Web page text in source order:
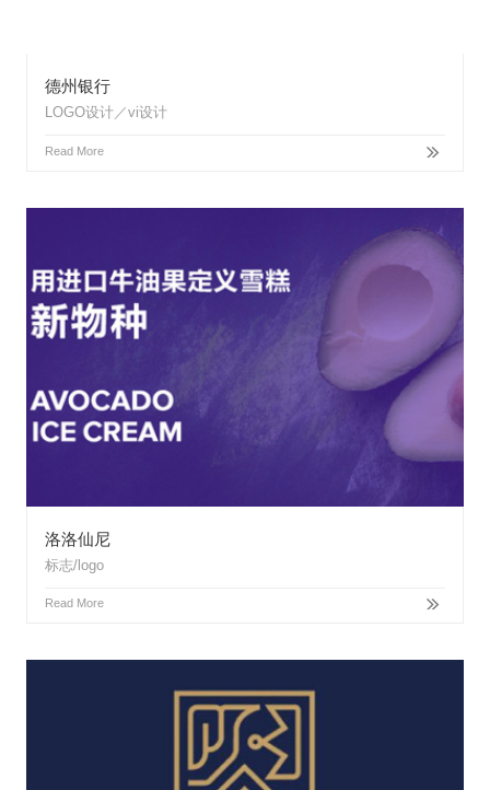
德州银行
LOGO设计／vi设计
Read More
洛洛仙尼
标志/logo
Read More